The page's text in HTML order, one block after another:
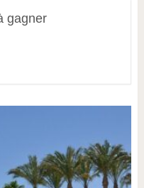
gagner